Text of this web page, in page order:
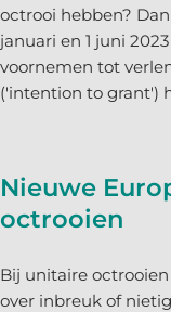
octrooi hebben?
januari en 1 juni
voornemen tot
('intention to grant')
Nieuwe
octrooien
Bij unitaire
over inbreuk of